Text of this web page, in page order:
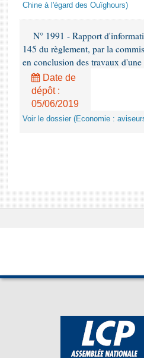
Chine à l'égard des Ouïghours)
N° 1991 - Rapport
145 du règlement, par la
en conclusion des travaux
Date de
dépôt :
05/06/2019
Voir le dossier (Economie :